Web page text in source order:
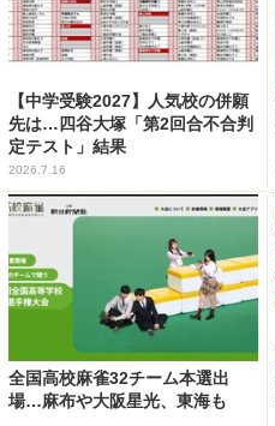
【中学受験2027】人気校の併願
先は…四谷大塚「第2回合不合判
定テスト」結果
2026.7.16
全国高校麻雀32チーム本選出
場…麻布や大阪星光、東海も